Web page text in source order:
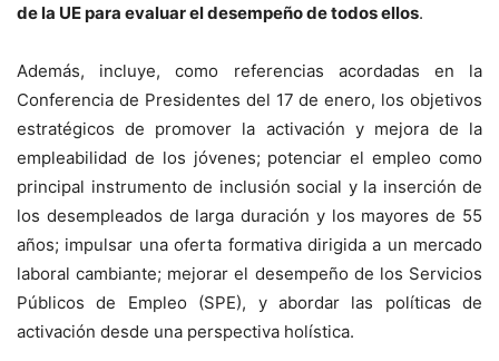
de la UE para evaluar el desempeño de todos ellos.
Además, incluye, como referencias acordadas en la
Conferencia de Presidentes del 17 de enero, los objetivos
estratégicos de promover la activación y mejora de la
empleabilidad de los jóvenes; potenciar el empleo como
principal instrumento de inclusión social y la inserción de
los desempleados de larga duración y los mayores de 55
años; impulsar una oferta formativa dirigida a un mercado
laboral cambiante; mejorar el desempeño de los Servicios
Públicos de Empleo (SPE), y abordar las políticas de
activación desde una perspectiva holística.